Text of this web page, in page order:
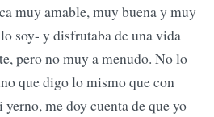
muy amable, muy buena y muy
soy- y disfrutaba de una vida
pero no muy a menudo. No lo
que digo lo mismo que con
me doy cuenta de que yo